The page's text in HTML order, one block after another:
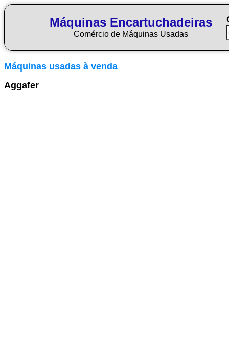
Máquinas Encartuchadeiras
Comércio de Máquinas Usadas
Máquinas usadas à venda
Aggafer